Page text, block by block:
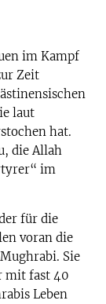
im Kampf
Zeit
laut
hat.
die Allah
im
für die
voran die
Sie
mit fast 40
Leben